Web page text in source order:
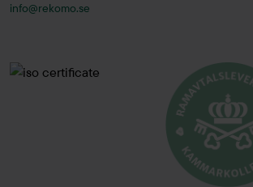
info@rekomo.se